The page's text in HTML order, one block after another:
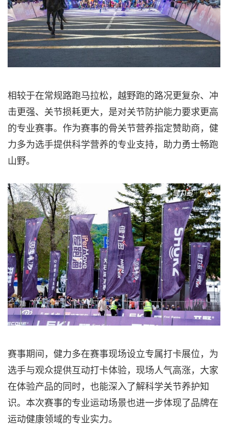
相较于在常规路跑马拉松，越野跑的路况更复杂、冲
击更强、关节损耗更大，是对关节防护能力要求更高
的专业赛事。作为赛事的骨关节营养指定赞助商，健
力多为选手提供科学营养的专业支持，助力勇士畅跑
山野。
赛事期间，健力多在赛事现场设立专属打卡展位，为
选手与观众提供互动打卡体验，现场人气高涨，大家
在体验产品的同时，也能深入了解科学关节养护知
识。本次赛事的专业运动场景也进一步体现了品牌在
运动健康领域的专业实力。